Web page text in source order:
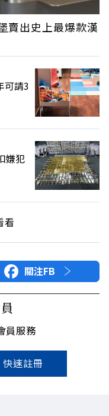
賣出史上最爆款漢
可請3
嫌犯
看
關注FB
員服務
快速註冊